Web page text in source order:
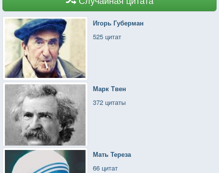
Игорь Губерман
525 цитат
Марк Твен
372 цитаты
Мать Тереза
66 цитат